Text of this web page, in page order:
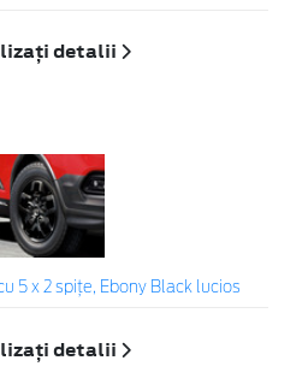
detalii
5 x 2 spițe, Ebony Black lucios
detalii